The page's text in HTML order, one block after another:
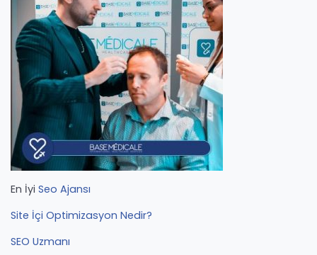
En İyi Seo Ajansı
Site İçi Optimizasyon Nedir?
SEO Uzmanı